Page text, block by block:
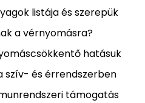
listája és szerepük
a vérnyomásra?
hatásuk
szív- és érrendszerben
támogatás